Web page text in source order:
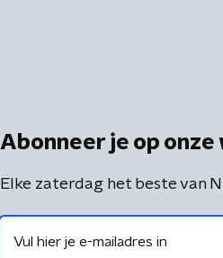
Abonneer je op
Elke zaterdag het beste van